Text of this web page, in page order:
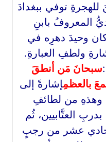
للهجرةِ توفي ببغدادَ
المعروفُ بابنِ
وحيدَ دهرِه في
ولطفِ العبارةِ.
سبحانَ مَن أنطقَ
بالعظمِإشارةً إلى
وهذهِ من لطائفِ
العتَّابيين، ثُم
عشر من رجبٍ